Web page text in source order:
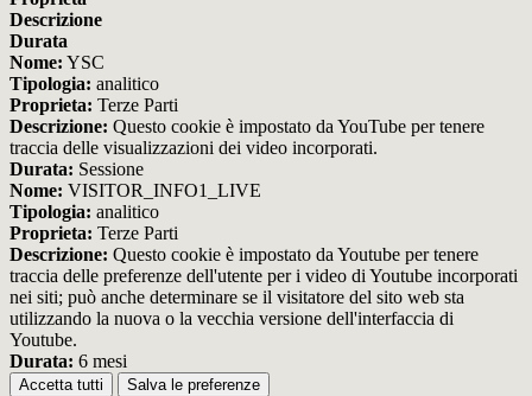
Descrizione
Durata
Nome: YSC
Tipologia: analitico
Proprieta: Terze Parti
Descrizione: Questo cookie è impostato da YouTube per tenere
traccia delle visualizzazioni dei video incorporati.
Durata: Sessione
Nome: VISITOR_INFO1_LIVE
Tipologia: analitico
Proprieta: Terze Parti
Descrizione: Questo cookie è impostato da Youtube per tenere
traccia delle preferenze dell'utente per i video di Youtube incorporati
nei siti; può anche determinare se il visitatore del sito web sta
utilizzando la nuova o la vecchia versione dell'interfaccia di
Youtube.
Durata: 6 mesi
Accetta tutti Salva le preferenze